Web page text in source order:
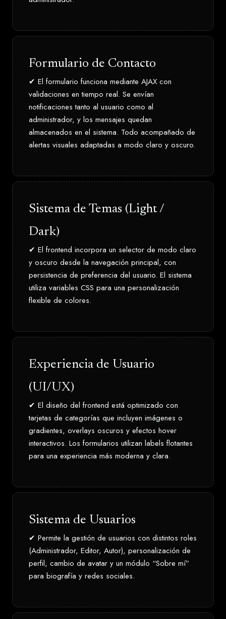
Formulario de Contacto
✔ El formulario funciona mediante AJAX con
validaciones en tiempo real. Se envían
notificaciones tanto al usuario como al
administrador, y los mensajes quedan
almacenados en el sistema. Todo acompañado de
alertas visuales adaptadas a modo claro y oscuro.
Sistema de Temas (Light /
Dark)
✔ El frontend incorpora un selector de modo claro
y oscuro desde la navegación principal, con
persistencia de preferencia del usuario. El sistema
utiliza variables CSS para una personalización
flexible de colores.
Experiencia de Usuario
(UI/UX)
✔ El diseño del frontend está optimizado con
tarjetas de categorías que incluyen imágenes o
gradientes, overlays oscuros y efectos hover
interactivos. Los formularios utilizan labels flotantes
para una experiencia más moderna y clara.
Sistema de Usuarios
✔ Permite la gestión de usuarios con distintos roles
(Administrador, Editor, Autor), personalización de
perfil, cambio de avatar y un módulo “Sobre mí”
para biografía y redes sociales.